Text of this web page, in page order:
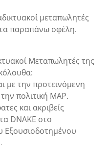
μεταπωλητές
παραπάνω οφέλη.
Μεταπωλητές της
με την προτεινόμενη
πολιτική MAP.
και ακριβείς
DNAKE στο
Εξουσιοδοτημένου